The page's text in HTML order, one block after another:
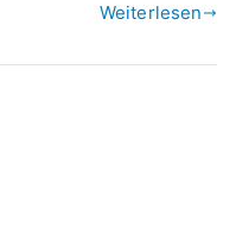
Weiterlesen